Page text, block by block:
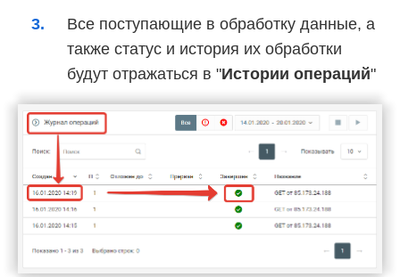
Все поступающие в обработку данные, а
также статус и история их обработки
будут отражаться в "Истории операций"